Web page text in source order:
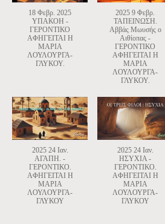
18 Φεβρ. 2025
ΥΠΑΚΟΗ -
ΓΕΡΟΝΤΙΚΟ
ΑΦΗΓΕΙΤΑΙ Η
ΜΑΡΙΑ
ΛΟΥΛΟΥΡΓΑ-
ΓΛΥΚΟΥ.
2025 9 Φεβρ.
ΤΑΠΕΙΝΩΣΗ.
Αββάς Μωυσής ο
Αιθίοπας -
ΓΕΡΟΝΤΙΚΟ
ΑΦΗΓΕΙΤΑΙ Η
ΜΑΡΙΑ
ΛΟΥΛΟΥΡΓΑ-
ΓΛΥΚΟΥ.
2025 24 Ιαν.
ΑΓΑΠΗ. -
ΓΕΡΟΝΤΙΚΟ.
ΑΦΗΓΕΙΤΑΙ Η
ΜΑΡΙΑ
ΛΟΥΛΟΥΡΓΑ-
ΓΛΥΚΟΥ
2025 24 Ιαν.
ΗΣΥΧΙΑ -
ΓΕΡΟΝΤΙΚΟ.
ΑΦΗΓΕΙΤΑΙ Η
ΜΑΡΙΑ
ΛΟΥΛΟΥΡΓΑ-
ΓΛΥΚΟΥ